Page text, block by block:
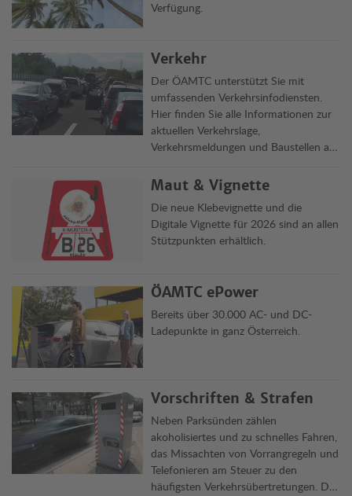
Verfügung.
Verkehr
Der ÖAMTC unterstützt Sie mit
umfassenden Verkehrsinfodiensten.
Hier finden Sie alle Informationen zur
aktuellen Verkehrslage,
Verkehrsmeldungen und Baustellen auf
einen Blick.
Maut & Vignette
Die neue Klebevignette und die
Digitale Vignette für 2026 sind an allen
Stützpunkten erhältlich.
ÖAMTC ePower
Bereits über 30.000 AC- und DC-
Ladepunkte in ganz Österreich.
Vorschriften & Strafen
Neben Parksünden zählen
akoholisiertes und zu schnelles Fahren,
das Missachten von Vorrangregeln und
Telefonieren am Steuer zu den
häufigsten Verkehrsübertretungen. Die